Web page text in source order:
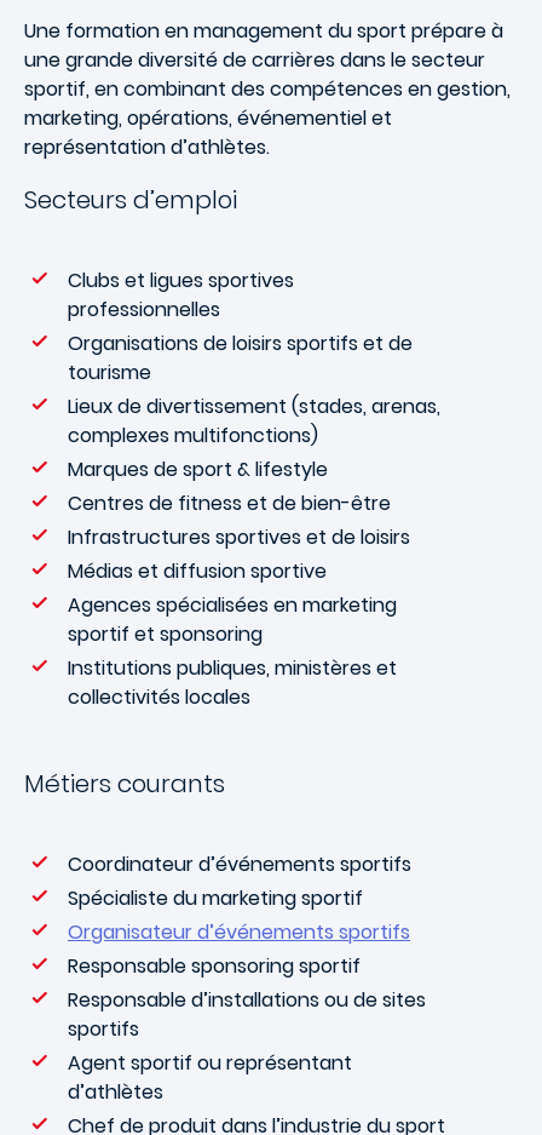
Une formation en management du sport prépare à
une grande diversité de carrières dans le secteur
sportif, en combinant des compétences en gestion,
marketing, opérations, événementiel et
représentation d’athlètes.
Secteurs d’emploi
Clubs et ligues sportives
professionnelles
Organisations de loisirs sportifs et de
tourisme
Lieux de divertissement (stades, arenas,
complexes multifonctions)
Marques de sport & lifestyle
Centres de fitness et de bien-être
Infrastructures sportives et de loisirs
Médias et diffusion sportive
Agences spécialisées en marketing
sportif et sponsoring
Institutions publiques, ministères et
collectivités locales
Métiers courants
Coordinateur d’événements sportifs
Spécialiste du marketing sportif
Organisateur d’événements sportifs
Responsable sponsoring sportif
Responsable d’installations ou de sites
sportifs
Agent sportif ou représentant
d’athlètes
Chef de produit dans l’industrie du sport